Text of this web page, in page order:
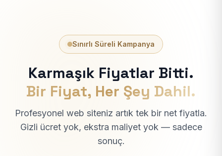
Sınırlı Süreli Kampanya
Karmaşık Fiyatlar Bitti.
Bir Fiyat, Her Şey Dahil.
Profesyonel web siteniz artık tek bir net fiyatla.
Gizli ücret yok, ekstra maliyet yok — sadece
sonuç.